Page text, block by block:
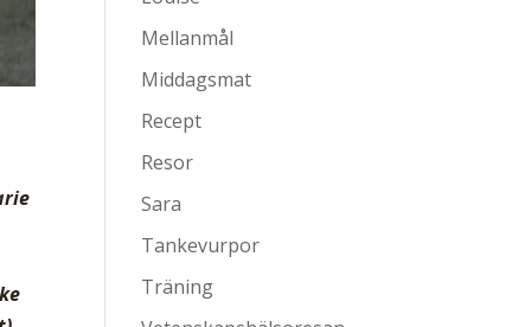
Mellanmål
Middagsmat
Recept
Resor
Sara
Tankevurpor
Träning